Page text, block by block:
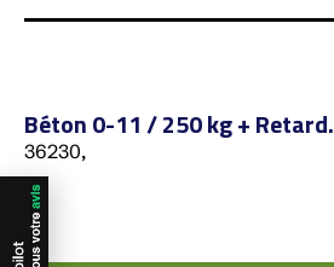
Béton 0-11 / 250 kg + Retard.
36230,